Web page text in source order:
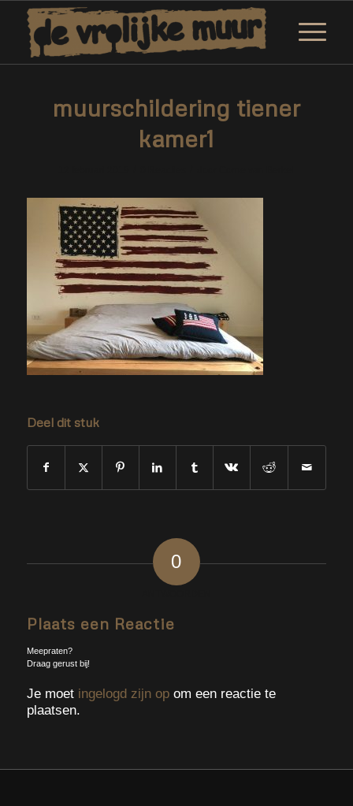
muurschildering tiener
kamer1
Deel dit stuk
0
Plaats een Reactie
Meepraten?
Draag gerust bij!
Je moet ingelogd zijn opom een reactie te
plaatsen.